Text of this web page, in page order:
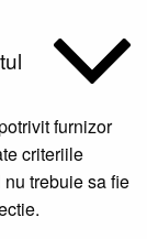
furnizor
criteriile
trebuie sa fie